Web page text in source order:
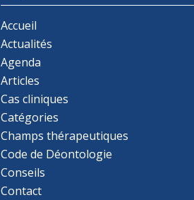
Accueil
Actualités
Agenda
Articles
Cas cliniques
Catégories
Champs thérapeutiques
Code de Déontologie
Conseils
Contact